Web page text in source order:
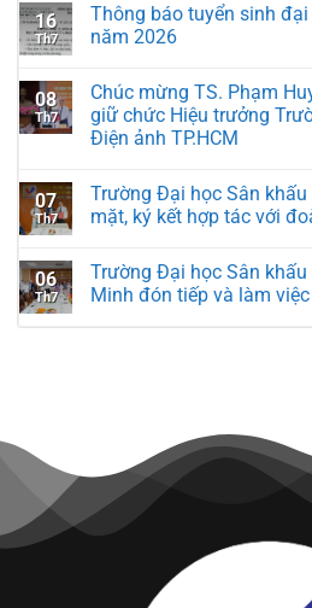
16
Th7
Thông báo tuyển sinh
năm 2026
08
Th7
Chúc mừng TS. Phạm
giữ chức Hiệu trưởng
Điện ảnh TP.HCM
07
Th7
Trường Đại học Sân
mặt, ký kết hợp tác với
06
Th7
Trường Đại học Sân
Minh đón tiếp và làm